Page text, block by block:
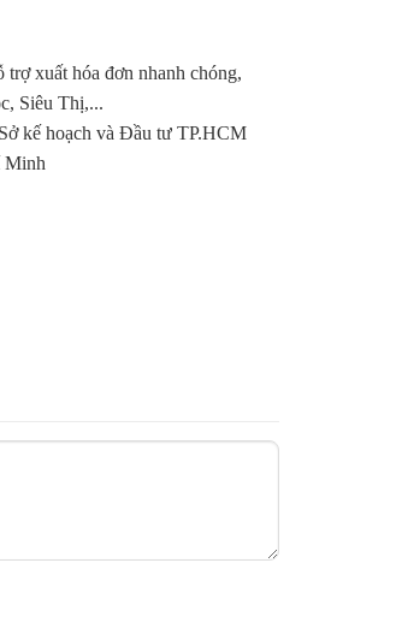
Tuyên Quang, Vĩnh Long,
xuất hóa đơn nhanh chóng,
Siêu Thị,...
kế hoạch và Đầu tư TP.HCM
Minh